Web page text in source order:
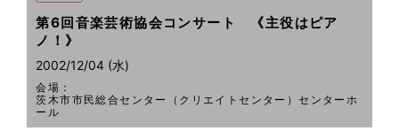
第6回音楽芸術協会コンサート 《主役はピア
ノ！》
2002/12/04 (水)
会場：
茨木市市民総合センター（クリエイトセンター）センターホ
ール